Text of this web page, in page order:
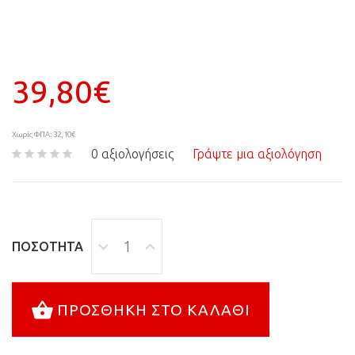
39,80€
Χωρίς ΦΠΑ: 32,10€
0 αξιολογήσεις Γράψτε μια αξιολόγηση
ΠΟΣΌΤΗΤΑ
ΠΡΟΣΘΉΚΗ ΣΤΟ ΚΑΛΆΘΙ